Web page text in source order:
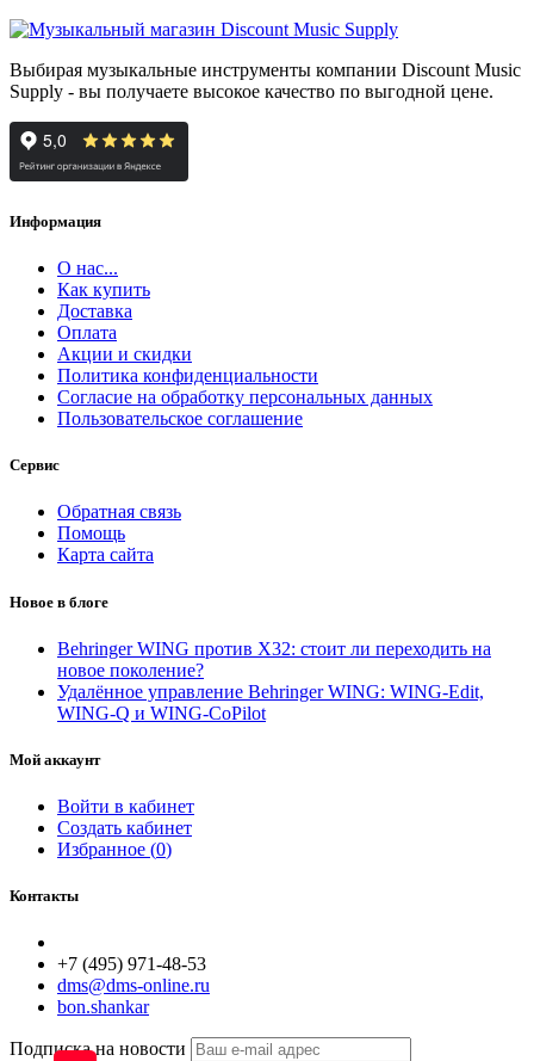
Выбирая музыкальные инструменты компании Discount Music
Supply - вы получаете высокое качество по выгодной цене.
Информация
О нас...
Как купить
Доставка
Оплата
Акции и скидки
Политика конфиденциальности
Согласие на обработку персональных данных
Пользовательское соглашение
Сервис
Обратная связь
Помощь
Карта сайта
Новое в блоге
Behringer WING против X32: стоит ли переходить на
новое поколение?
Удалённое управление Behringer WING: WING-Edit,
WING-Q и WING-CoPilot
Мой аккаунт
Войти в кабинет
Создать кабинет
Избранное (0)
Контакты
+7 (495) 971-48-53
dms@dms-online.ru
bon.shankar
Подписка на новости